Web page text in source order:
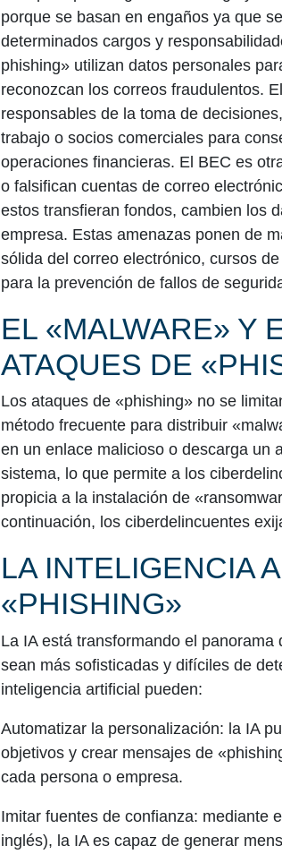
porque se basan en engaños ya que
determinados cargos y
phishing» utilizan datos personales
reconozcan los correos fraudulentos.
responsables de la toma de
trabajo o socios comerciales para
operaciones financieras. El BEC es
o falsifican cuentas de correo
estos transfieran fondos, cambien los
empresa. Estas amenazas ponen de
sólida del correo electrónico, cursos
para la prevención de fallos de
EL «MALWARE» Y
ATAQUES DE
Los ataques de «phishing» no se
método frecuente para distribuir
en un enlace malicioso o descarga un
sistema, lo que permite a los
propicia a la instalación de
continuación, los ciberdelincuentes
LA INTELIGENCIA
«PHISHING»
La IA está transformando el
sean más sofisticadas y difíciles de
inteligencia artificial pueden:
Automatizar la personalización: la IA
objetivos y crear mensajes de
cada persona o empresa.
Imitar fuentes de confianza: mediante
inglés), la IA es capaz de generar